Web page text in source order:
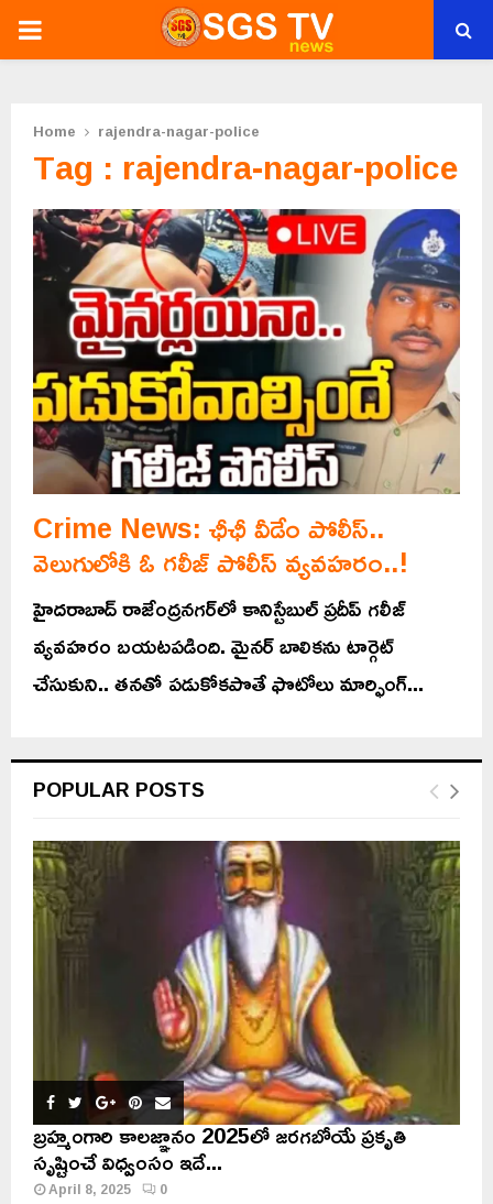
PRIMARY
Home rajendra-nagar-police
Tag : rajendra-nagar-police
Crime News: ఛీఛీ వీడేం పోలీస్..
వెలుగులోకి ఓ గలీజ్ పోలీస్ వ్యవహరం..!
హైదరాబాద్ రాజేంద్రనగర్‌లో కానిస్టేబుల్ ప్రదీప్‌ గలీజ్
వ్యవహరం బయటపడింది. మైనర్ బాలికను టార్గెట్
చేసుకుని.. తనతో పడుకోకపొతే ఫొటోలు మార్ఫింగ్‌...
POPULAR POSTS
బ్రహ్మంగారి కాలజ్ఞానం 2025లో జరగబోయే ప్రకృతి
సృష్టించే విధ్వంసం ఇదే...
April 8, 2025 0